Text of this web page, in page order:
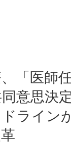
「医師
意思決定
ライン